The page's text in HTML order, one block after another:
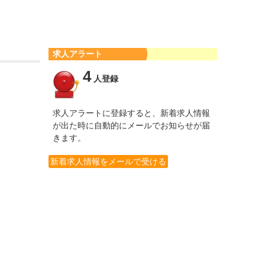
求人アラート
4人登録
求人アラートに登録すると、新着求人情報
が出た時に自動的にメールでお知らせが届
きます。
新着求人情報をメールで受ける